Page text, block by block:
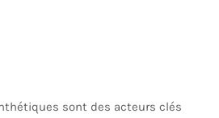
sont des acteurs clés